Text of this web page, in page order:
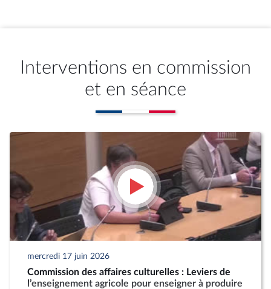
Interventions en commission
et en séance
mercredi 17 juin 2026
Commission des affaires culturelles : Leviers de
l’enseignement agricole pour enseigner à produire